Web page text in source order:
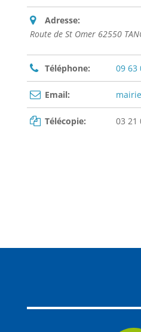
Adresse:
Route de St Omer 62550
Téléphone: 09 63
Email:
Télécopie: 03 21